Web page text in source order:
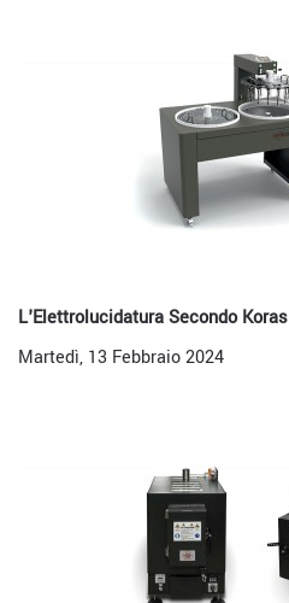
L'Elettrolucidatura Secondo Koras
Martedì, 13 Febbraio 2024